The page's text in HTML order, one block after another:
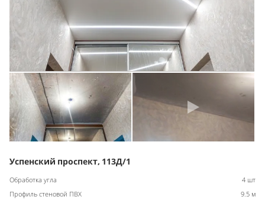
Успенский проспект, 113Д/1
Обработка угла
4 шт
Профиль стеновой ПВХ
9.5 м